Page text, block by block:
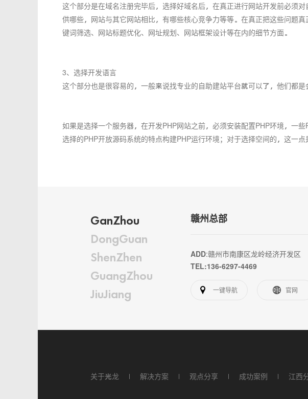
这个部分是在域名注册完毕后，选择好域名后，在真正进行网站开发前必须
供哪些，网站与其它网站相比，有哪些核心竞争力等等。在真正把这些问题
键词筛选、网站标题优化、网址规划、网站框架设计等在内的细节方面。
3、选择开发语言
这个部分也是很容易的，一般来说找专业的自助建站平台就可以了，他们都
如果是选择一个服务器，在开发PHP网站之前，必须安装配置PHP环境，一
选择的PHP开放源码系统的特点构建PHP运行环境；对于选择空间的，这一
GanZhou
DongGuan
ShenZhen
GuangZhou
JiuJiang
赣州总部
ADD:赣州市南康区龙岭经济开发区
TEL:136-6297-4469
一键导航 官网
关于光龙 解决方案 观点分享 成功案例 江西